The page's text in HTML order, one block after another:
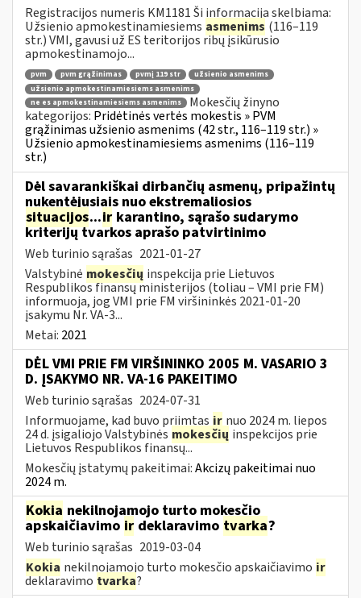
Registracijos numeris KM1181 Ši informacija skelbiama:
Užsienio apmokestinamiesiems asmenims (116–119
str.) VMI, gavusi už ES teritorijos ribų įsikūrusio
apmokestinamojo...
pvm pvm grąžinimas pvmį 119 str
užsienio asmenims
užsienio apmokestinamiesiems asmenims
ne es apmokestinamiesiems asmenims
Mokesčių žinyno
kategorijos: Pridėtinės vertės mokestis » PVM
grąžinimas užsienio asmenims (42 str., 116–119 str.) »
Užsienio apmokestinamiesiems asmenims (116–119
str.)
Dėl savarankiškai dirbančių asmenų, pripažintų
nukentėjusiais nuo ekstremaliosios
situacijos...ir karantino, sąrašo sudarymo
kriterijų tvarkos aprašo patvirtinimo
Web turinio sąrašas 2021-01-27
Valstybinė mokesčių inspekcija prie Lietuvos
Respublikos finansų ministerijos (toliau – VMI prie FM)
informuoja, jog VMI prie FM viršininkės 2021-01-20
įsakymu Nr. VA-3...
Metai: 2021
DĖL VMI PRIE FM VIRŠININKO 2005 M. VASARIO 3
D. ĮSAKYMO NR. VA-16 PAKEITIMO
Web turinio sąrašas 2024-07-31
Informuojame, kad buvo priimtas ir nuo 2024 m. liepos
24 d. įsigaliojo Valstybinės mokesčių inspekcijos prie
Lietuvos Respublikos finansų...
Mokesčių įstatymų pakeitimai:Akcizų pakeitimai nuo
2024 m.
Kokia nekilnojamojo turto mokesčio
apskaičiavimo ir deklaravimo tvarka?
Web turinio sąrašas 2019-03-04
Kokia nekilnojamojo turto mokesčio apskaičiavimo ir
deklaravimo tvarka?